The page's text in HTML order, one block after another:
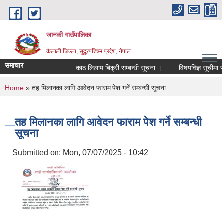
Skip to main content
जानकी गाउँपालिका
कैलाली जिल्ला, सुदूरपश्चिम प्रदेश, नेपाल
समाचार काठ लिलाम बिक्री सम्बन्धी सूचना । विषयविज्ञ सूचीमा
You are here
Home » तह मिलानका लागि आवेदन फाराम पेश गर्ने सम्बन्धी सूचना
तह मिलानका लागि आवेदन फाराम पेश गर्ने सम्बन्धी
सूचना
Submitted on: Mon, 07/07/2025 - 10:42